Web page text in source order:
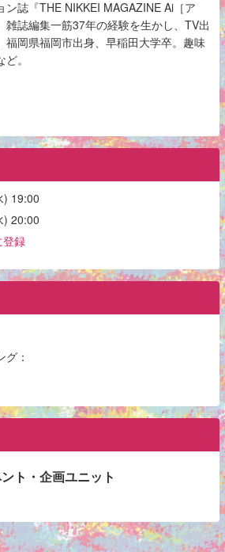
ン誌『THE NIKKEI MAGAZINE Ai ［ア
雑誌編集一筋37年の経験を生かし、 TV出
福岡県福岡市出身、早稲田大学卒。趣味
。
) 19:00
) 20:00
登録
：
ト・企画ユニット